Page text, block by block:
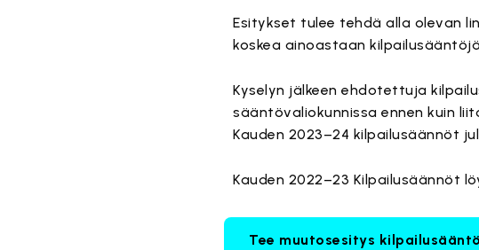
Esitykset tulee tehdä alla olevan
koskea ainoastaan
Kyselyn jälkeen ehdotettuja
sääntövaliokunnissa ennen kuin
Kauden 2023–24 kilpailusäännöt
Kauden 2022–23 Kilpailusäännöt
Tee muutosesitys